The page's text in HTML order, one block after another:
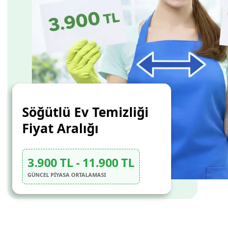
Söğütlü Ev Temizliği
Fiyat Aralığı
3.900 TL - 11.900 TL
GÜNCEL PİYASA ORTALAMASI